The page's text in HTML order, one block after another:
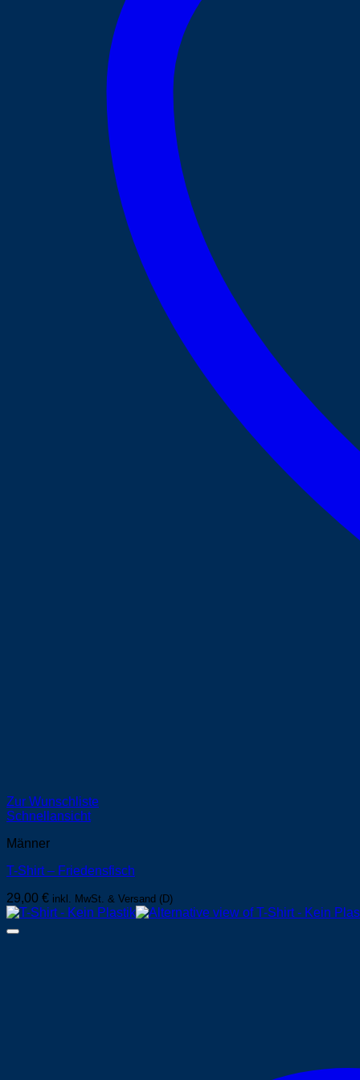
Zur Wunschliste
Schnellansicht
Männer
T-Shirt – Friedensfisch
29,00 € inkl. MwSt. & Versand (D)